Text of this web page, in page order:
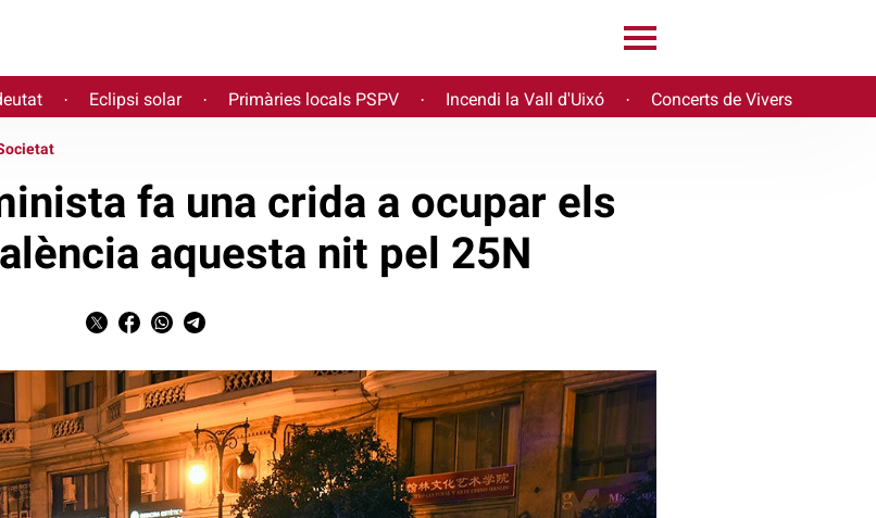
· Eclipsi solar · Primàries locals PSPV · Incendi la Vall d'Uixó · Concerts de Vivers
fa una crida a ocupar els
aquesta nit pel 25N